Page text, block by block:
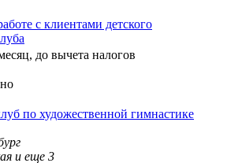
с клиентами детского
до вычета налогов
по художественной гимнастике
и еще 3